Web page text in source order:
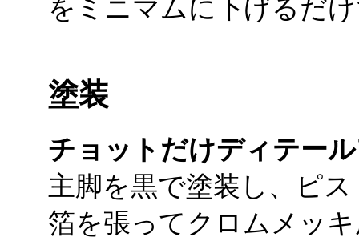
をミニマムに下げるだ
塗装
チョットだけディテー
主脚を黒で塗装し、ピ
箔を張ってクロムメッ